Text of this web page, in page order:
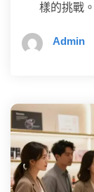
樣的挑戰
Admin